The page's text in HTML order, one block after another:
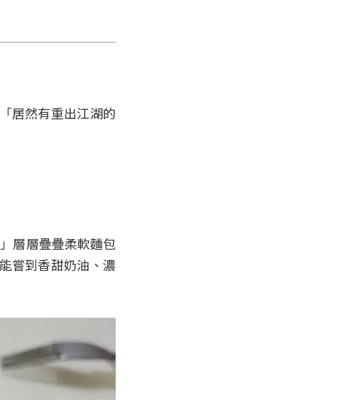
居然有重出江湖的
層層疊疊柔軟麵包
嘗到香甜奶油、濃